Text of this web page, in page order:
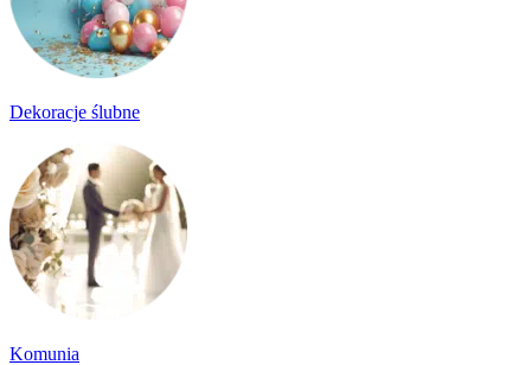
Dekoracje ślubne
Komunia